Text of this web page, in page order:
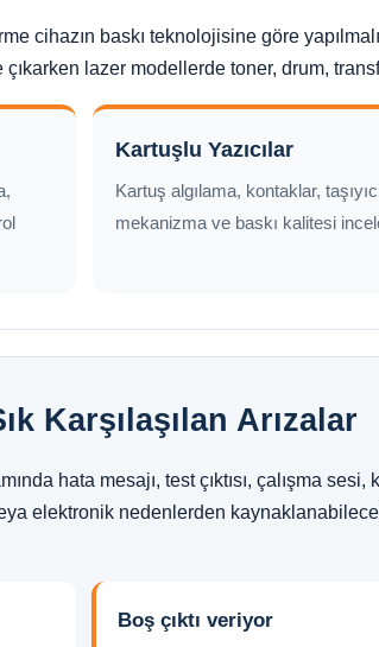
cihazın baskı teknolojisine göre
çıkarken lazer modellerde toner, drum,
Kartuşlu Yazıcılar
Kartuş algılama, kontaklar,
mekanizma ve baskı kalitesi
Karşılaşılan Arızalar
hata mesajı, test çıktısı, çalışma
elektronik nedenlerden
Boş çıktı veriyor